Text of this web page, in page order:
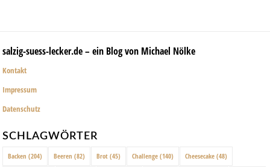
salzig-suess-lecker.de – ein Blog von Michael Nölke
Kontakt
Impressum
Datenschutz
SCHLAGWÖRTER
Backen (204) Beeren (82) Brot (45) Challenge (140) Cheesecake (48)